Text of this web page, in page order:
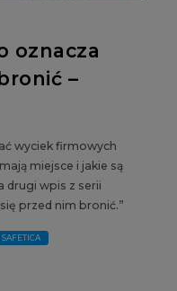
oznacza
–
wyciek firmowych
miejsce i jakie są
drugi wpis z serii
przed nim bronić.”
SAFETICA